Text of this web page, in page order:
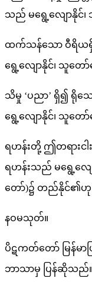
သည် မရွေ့လျောနိုင်
ထက်သန်သော ဝီရိယ
ရွေ့လျောနိုင်၊ သူတေ
သိမှု ‘ပညာ’ ရှိ၍ ရို
ရွေ့လျောနိုင်၊ သူတေ
ရဟန်းတို့ ဤတရားငါ
ရဟန်းသည် မရွေ့လျေ
တော်)၌ တည်နိုင်၏ဟု
နဝမသုတ်။
ပိဋကတ်တော် မြန်မာ
ဘာသာမှ ပြန်ဆိုသည်။